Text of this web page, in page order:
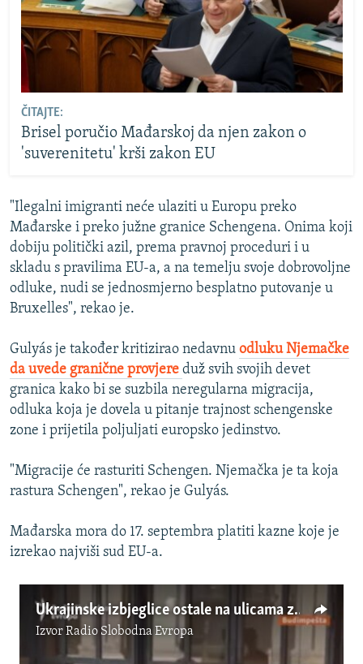
ČITAJTE:
Brisel poručio Mađarskoj da njen zakon o
'suverenitetu' krši zakon EU
"Ilegalni imigranti neće ulaziti u Europu preko
Mađarske i preko južne granice Schengena. Onima koji
dobiju politički azil, prema pravnoj proceduri i u
skladu s pravilima EU-a, a na temelju svoje dobrovoljne
odluke, nudi se jednosmjerno besplatno putovanje u
Bruxelles", rekao je.
Gulyás je također kritizirao nedavnu odluku Njemačke
da uvede granične provjere duž svih svojih devet
granica kako bi se suzbila neregularna migracija,
odluka koja je dovela u pitanje trajnost schengenske
zone i prijetila poljuljati europsko jedinstvo.
"Migracije će rasturiti Schengen. Njemačka je ta koja
rastura Schengen", rekao je Gulyás.
Mađarska mora do 17. septembra platiti kazne koje je
izrekao najviši sud EU-a.
Ukrajinske izbjeglice ostale na ulicama zbog manje pomoći za stanovanje u Mađarskoj
IzvorRadio Slobodna Evropa